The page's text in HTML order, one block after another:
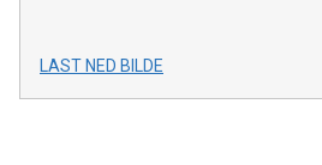
LAST NED BILDE